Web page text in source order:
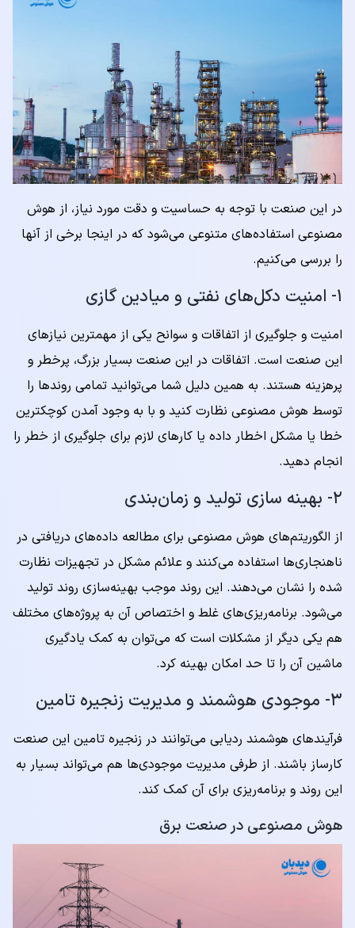
در این صنعت با توجه به حساسیت و دقت مورد نیاز، از هوش
مصنوعی استفاده‌های متنوعی می‌شود که در اینجا برخی از آنها
را بررسی می‌کنیم.
۱- امنیت دکل‌های نفتی و میادین گازی
امنیت و جلوگیری از اتفاقات و سوانح یکی از مهمترین نیازهای
این صنعت است. اتفاقات در این صنعت بسیار بزرگ، پرخطر و
پرهزینه هستند. به همین دلیل شما می‌توانید تمامی روندها را
توسط هوش مصنوعی نظارت کنید و با به وجود آمدن کوچکترین
خطا یا مشکل اخطار داده یا کارهای لازم برای جلوگیری از خطر را
انجام دهید.
۲- بهینه سازی تولید و زمان‌بندی
از الگوریتم‌های هوش مصنوعی برای مطالعه داده‌های دریافتی در
ناهنجاری‌ها استفاده می‌کنند و علائم مشکل در تجهیزات نظارت
شده را نشان می‌دهند. این روند موجب بهینه‌سازی روند تولید
می‌شود. برنامه‌ریزی‌های غلط و اختصاص آن به پروژه‌های مختلف
هم یکی دیگر از مشکلات است که می‌توان به کمک یادگیری
ماشین آن را تا حد امکان بهینه کرد.
۳- موجودی هوشمند و مدیریت زنجیره تامین
فرآیندهای هوشمند ردیابی می‌توانند در زنجیره تامین این صنعت
کارساز باشند. از طرفی مدیریت موجودی‌ها هم می‌تواند بسیار به
این روند و برنامه‌ریزی برای آن کمک کند.
هوش مصنوعی در صنعت برق